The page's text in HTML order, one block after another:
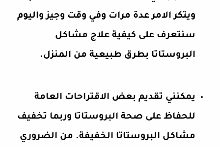
ويتكر الامر عدة مرات وفي وقت وجيز واليوم
سنتعرف على كيفية علاج مشاكل
البروستاتا بطرق طبيعية من المنزل.
يمكنني تقديم بعض الاقتراحات العامة
للحفاظ على صحة البروستاتا وربما تخفيف
مشاكل البروستاتا الخفيفة. من الضروري